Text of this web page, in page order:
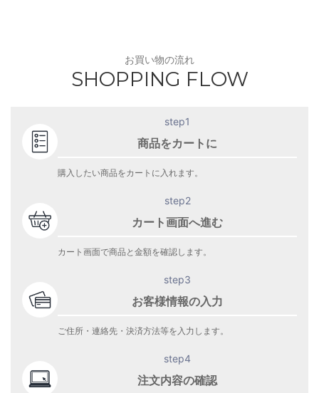
お買い物の流れ
SHOPPING FLOW
step1
商品をカートに
購入したい商品をカートに入れます。
step2
カート画面へ進む
カート画面で商品と金額を確認します。
step3
お客様情報の入力
ご住所・連絡先・決済方法等を入力します。
step4
注文内容の確認